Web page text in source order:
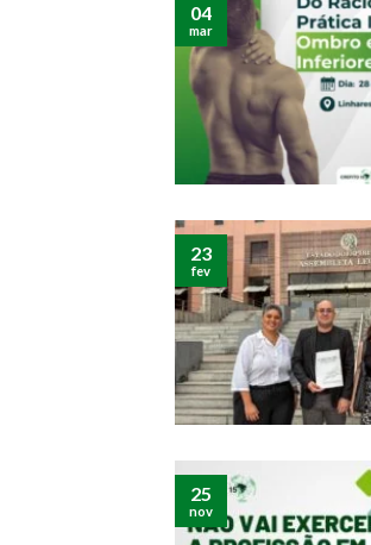
04
mar
23
fev
25
nov